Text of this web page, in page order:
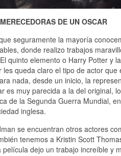
DE UN OSCAR
seguramente la mayoría
donde realizo trabajos
quinto elemento o Harry Potter y
les queda claro el tipo de actor
nada, desde un inicio, la
es muy parecida a la del original,
de la Segunda Guerra Mundial,
inglesa.
se encuentran otros actores
tenemos a Kristin Scott
película dejo un trabajo increíble y